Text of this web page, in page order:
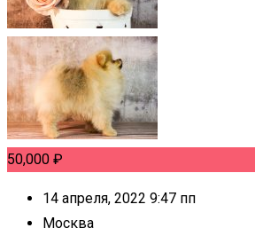
50,000 ₽
14 апреля, 2022 9:47 пп
Москва